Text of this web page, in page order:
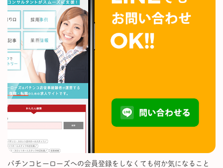
パチンコヒーローズへの会員登録をしなくても何か気になること